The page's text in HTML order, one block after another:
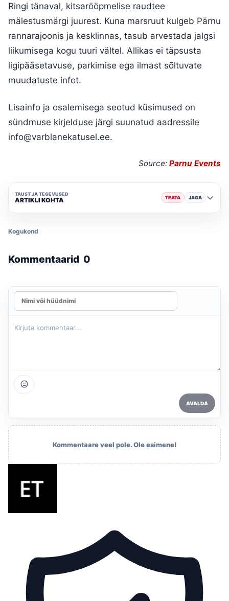
Ringi tänaval, kitsarööpmelise raudtee
mälestusmärgi juurest. Kuna marsruut kulgeb Pärnu
rannarajoonis ja kesklinnas, tasub arvestada jalgsi
liikumisega kogu tuuri vältel. Allikas ei täpsusta
ligipääsetavuse, parkimise ega ilmast sõltuvate
muudatuste infot.
Lisainfo ja osalemisega seotud küsimused on
sündmuse kirjelduse järgi suunatud aadressile
info@varblanekatusel.ee.
Source: Parnu Events
TAUST JA TEGEVUSED
ARTIKLI KOHTA TEATA JAGA
Kogukond
Kommentaarid 0
AVALDA
Kommentaare veel pole. Ole esimene!